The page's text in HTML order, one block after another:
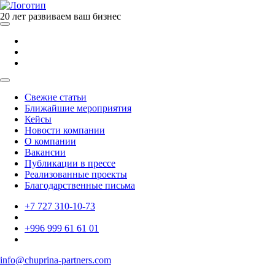
20 лет развиваем ваш бизнес
Свежие статьи
Ближайшие мероприятия
Кейсы
Новости компании
О компании
Вакансии
Публикации в прессе
Реализованные проекты
Благодарственные письма
+7 727 310-10-73
+996 999 61 61 01
info@chuprina-partners.com